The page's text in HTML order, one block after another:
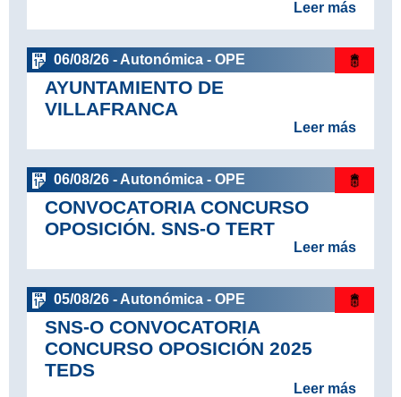
Leer más
06/08/26 - Autonómica - OPE
AYUNTAMIENTO DE
VILLAFRANCA
Leer más
06/08/26 - Autonómica - OPE
CONVOCATORIA CONCURSO
OPOSICIÓN. SNS-O TERT
Leer más
05/08/26 - Autonómica - OPE
SNS-O CONVOCATORIA
CONCURSO OPOSICIÓN 2025
TEDS
Leer más